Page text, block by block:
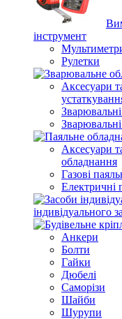
інструмент
Рулетки
Аксесуари
Аксесуари
обладнання
Газові
Електричні
індивідуального
Анкери
Болти
Гайки
Дюбелі
Саморізи
Шайби
Шурупи